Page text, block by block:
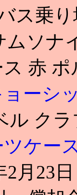
ス乗
ムソナ
ス 赤
ョーシ
ル ク
ツケー
2月23